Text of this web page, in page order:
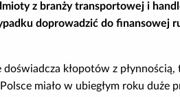
z branży transportowej i
doprowadzić do finansowej
kłopotów z
miało w ubiegłym roku duże